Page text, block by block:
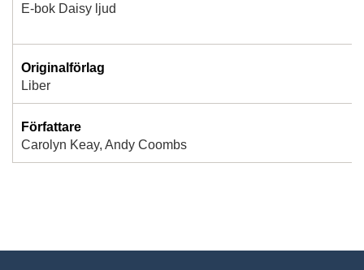
E-bok Daisy ljud
Originalförlag
Liber
Författare
Carolyn Keay, Andy Coombs